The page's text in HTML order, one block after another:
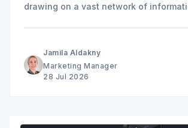
drawing on a vast network of
Jamila Aldakny
Marketing Manager
28 Jul 2026